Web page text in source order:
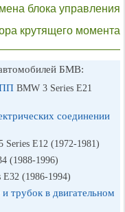
блока управления
крутящего момента
БМВ:
BMW 3 Series E21
соединении
Series E12 (1972-1981)
(1988-1996)
E32 (1986-1994)
трубок в двигательном